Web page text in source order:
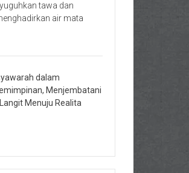
tawa dan
air mata
dalam
Menjembatani
Menuju Realita